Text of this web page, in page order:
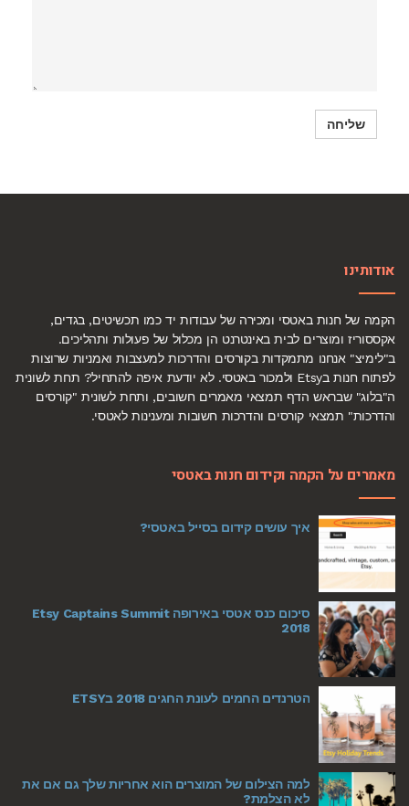
אודותינו
הקמה של חנות באטסי ומכירה של עבודות יד כמו תכשיטים, בגדים,
אקססוריז ומוצרים לבית באינטרנט הן מכלול של פעולות ותהליכים.
ב"לימיצ" אנחנו מתמקדות בקורסים והדרכות למעצבות ואמניות שרוצות
לפתוח חנות בEtsy ולמכור באטסי. לא יודעת איפה להתחיל? תחת לשונית
ה"בלוג" שבראש הדף תמצאי מאמרים חשובים, ותחת לשונית "קורסים
והדרכות" תמצאי קורסים והדרכות חשובות ומענינות לאטסי.
מאמרים על הקמה וקידום חנות באטסי
איך עושים קידום בסייל באטסי?
סיכום כנס אטסי באירופה Etsy Captains Summit
2018
הטרנדים החמים לעונת החגים 2018 בETSY
למה הצילום של המוצרים הוא אחריות שלך גם אם את
לא הצלמת?